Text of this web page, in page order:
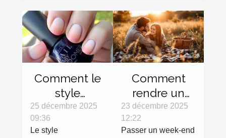
Comment le
style
Babyboomer
révolutionne-
25 décembre 2025
09:36
Le style
Comment
rendre un
week-end en
couple
23 décembre 2025
12:22
Passer un week-end